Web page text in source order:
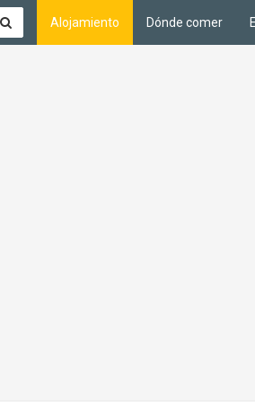
Alojamiento Dónde comer